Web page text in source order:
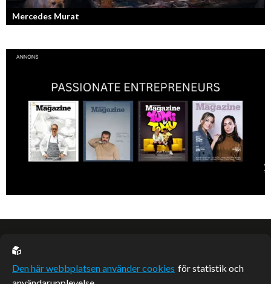
Mercedes Murat
Konstnären som balanserar känslofylld konst med hårt fysiskt arbete.
EU casino
Den här webbplatsen använder cookies för statistik och